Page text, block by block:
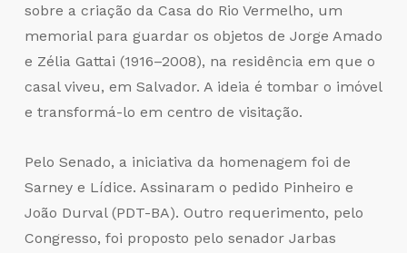
sobre a criação da Casa do Rio Vermelho, um
memorial para guardar os objetos de Jorge Amado
e Zélia Gattai (1916–2008), na residência em que o
casal viveu, em Salvador. A ideia é tombar o imóvel
e transformá-lo em centro de visitação.
Pelo Senado, a iniciativa da homenagem foi de
Sarney e Lídice. Assinaram o pedido Pinheiro e
João Durval (PDT-BA). Outro requerimento, pelo
Congresso, foi proposto pelo senador Jarbas